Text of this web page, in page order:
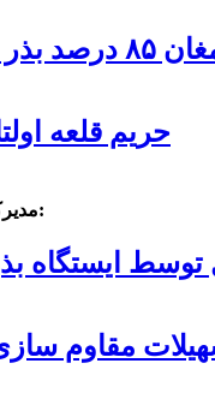
تامین می کند
حریم قلعه
مدیرکل منابع طبیعی و آبخیزداری استان اردبیل:
توسط ایستگاه